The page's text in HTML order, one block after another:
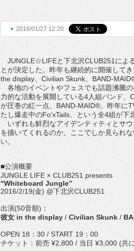
2016/01/27 12:20
JUNGLE☆LIFEと下北沢CLUB251によ
とが決定した。昨年も継続的に開催して
the display、Civilian Skunk、BAND-
各地のイベントやフェスでも話題沸騰
力的な活動を展開している4人組バンド
が圧巻の紅一点、BAND-MAID®。昨年に
たし爆走中のFo'xTails、という全4組が下
いずれも鮮烈なアイデンティティとサ
を描いてくれるのか。ここでしか見られ
い。
■公演概要
JUNGLE LIFE × CLUB251 presents
“Whiteboard Jungle”
2016/2/19(金) @下北沢CLUB251
出演(50音順)：
彼女 in the display / Civilian Skunk /
OPEN 18：30 / START 19：00
チケット：前売 ¥2,800 / 当日 ¥3,000 (共